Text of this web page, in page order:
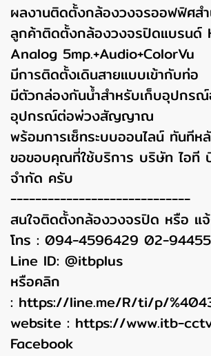
ผลงานติดตั้งกล้องวงจรออฟฟิศส
ลูกค้าติดตั้งกล้องวงจรปิดแบรนด์
Analog 5mp.+Audio+ColorVu
มีการติดตั้งเดินสายแบบเข้ากับท่อ
มีตัวกล่องกันน้ำสำหรับเก็บอุปกรณ์
อุปกรณ์ต่อพ่วงสัญญาณ
พร้อมการเซ็ทระบบออนไลน์ ทันที
ขอขอบคุณที่ใช้บริการ บริษัท ไอที
จำกัด ครับ
-----------------------------
สนใจติดตั้งกล้องวงจรปิด หรือ แ
โทร : 094-4596429 02-
Line ID: @itbplus
หรือคลิก
: https://line.me/R/ti/p/
website : https://www.itb-
Facebook